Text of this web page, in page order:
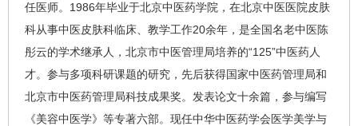
任医师。1986年毕业于北京中医药学院，在北京中医医院皮肤
科从事中医皮肤科临床、教学工作20余年，是全国名老中医陈
彤云的学术继承人，北京市中医管理局培养的“125”中医药人
才。参与多项科研课题的研究，先后获得国家中医药管理局和
北京市中医药管理局科技成果奖。发表论文十余篇，参与编写
《美容中医学》等专著六部。现任中华中医药学会医学美学与